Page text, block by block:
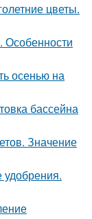
цветы.
Особенности
осенью на
бассейна
Значение